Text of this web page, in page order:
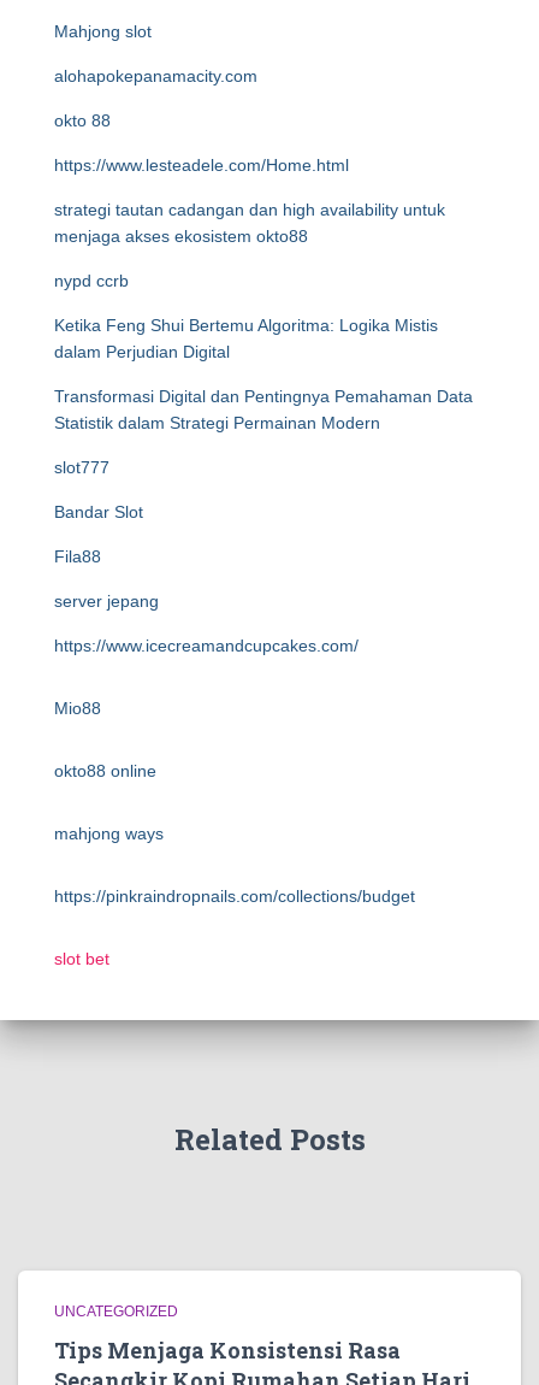
Mahjong slot
alohapokepanamacity.com
okto 88
https://www.lesteadele.com/Home.html
strategi tautan cadangan dan high availability untuk
menjaga akses ekosistem okto88
nypd ccrb
Ketika Feng Shui Bertemu Algoritma: Logika Mistis
dalam Perjudian Digital
Transformasi Digital dan Pentingnya Pemahaman Data
Statistik dalam Strategi Permainan Modern
slot777
Bandar Slot
Fila88
server jepang
https://www.icecreamandcupcakes.com/
Mio88
okto88 online
mahjong ways
https://pinkraindropnails.com/collections/budget
slot bet
Related Posts
UNCATEGORIZED
Tips Menjaga Konsistensi Rasa